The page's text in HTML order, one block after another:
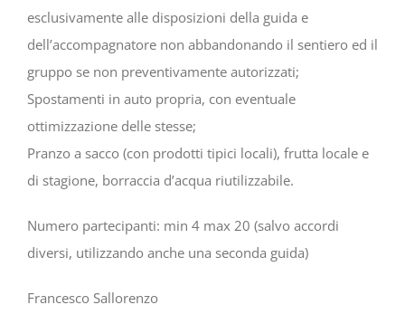
esclusivamente alle disposizioni della guida e
dell’accompagnatore non abbandonando il sentiero ed il
gruppo se non preventivamente autorizzati;
Spostamenti in auto propria, con eventuale
ottimizzazione delle stesse;
Pranzo a sacco (con prodotti tipici locali), frutta locale e
di stagione, borraccia d’acqua riutilizzabile.
Numero partecipanti: min 4 max 20 (salvo accordi
diversi, utilizzando anche una seconda guida)
Francesco Sallorenzo